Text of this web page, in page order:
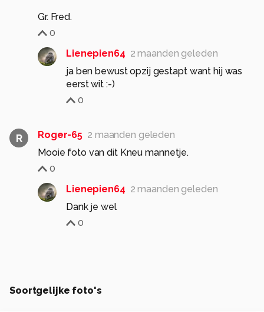
Gr. Fred.
0
Lienepien64 2 maanden geleden
ja ben bewust opzij gestapt want hij was
eerst wit :-)
0
R Roger-65 2 maanden geleden
Mooie foto van dit Kneu mannetje.
0
Lienepien64 2 maanden geleden
Dank je wel
0
Soortgelijke foto's